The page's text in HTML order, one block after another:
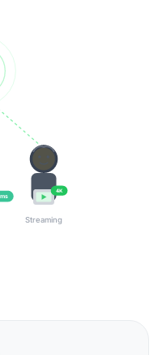
4K
Streaming